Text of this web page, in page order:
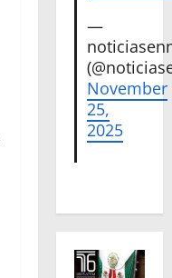
—
November
25,
2025